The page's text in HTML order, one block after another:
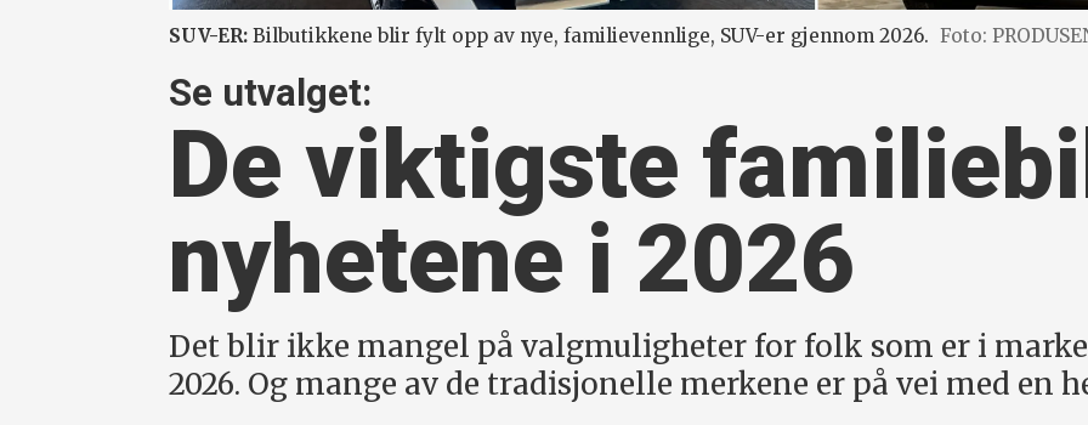
SUV-ER: Bilbutikkene blir fylt opp av nye, familievennlige, SUV-er gjennom 2026. Foto:
Se utvalget:
De viktigste
nyhetene i 2026
Det blir ikke mangel på valgmuligheter for folk som er i
2026. Og mange av de tradisjonelle merkene er på vei med en